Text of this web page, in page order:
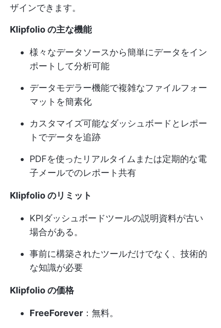
ザインできます。
Klipfolio の主な機能
様々なデータソースから簡単にデータをイン
ポートして分析可能
データモデラー機能で複雑なファイルフォー
マットを簡素化
カスタマイズ可能なダッシュボードとレポー
トでデータを追跡
PDFを使ったリアルタイムまたは定期的な電
子メールでのレポート共有
Klipfolio のリミット
KPIダッシュボードツールの説明資料が古い
場合がある。
事前に構築されたツールだけでなく、技術的
な知識が必要
Klipfolio の価格
FreeForever ：無料。